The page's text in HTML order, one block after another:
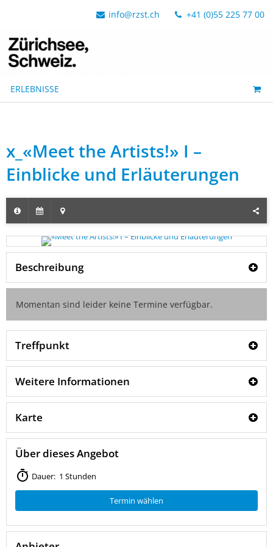
info@rzst.ch +41 (0)55 225 77 00
ERLEBNISSE
x_«Meet the Artists!» I –
Einblicke und Erläuterungen
Beschreibung
Momentan sind leider keine Termine verfügbar.
Treffpunkt
Weitere Informationen
Karte
Über dieses Angebot
Dauer: 1 Stunden
Termin wählen